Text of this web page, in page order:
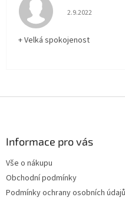
Hodnocení
2.9.2022
+ Velká spokojenost
Informace pro vás
Vše o nákupu
Obchodní podmínky
Podmínky ochrany osobních údajů